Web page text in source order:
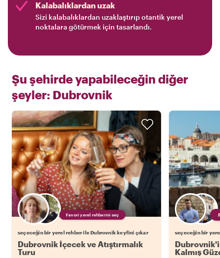
Kalabalıklardan uzak
Sizi kalabalıklardan uzaklaştırıp otantik yerel
noktalara götürmek için tasarlandı.
Şu şehirde yapabileceğin diğer
şeyler: Dubrovnik
Favori yerel rehberini seç
seçeceğin bir yerel rehber ile Dubrovnik keyfini çıkar
Dubrovnik İçecek ve Atıştırmalık
Turu
seçeceğin bir
Kalmış